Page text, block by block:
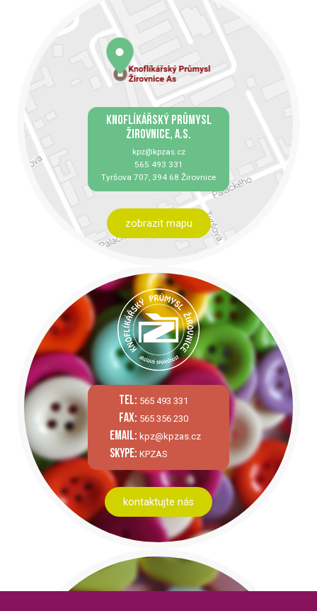
KNOFLÍKÁŘSKÝ PRŮMYSL
ŽIROVNICE, A.S.
kpz@kpzas.cz
565 493 331
Tyršova 707, 394 68 Žirovnice
zobrazit mapu
tel: 565 493 331
fax: 565 356 230
email: kpz@kpzas.cz
skype: KPZAS
kontaktujte nás